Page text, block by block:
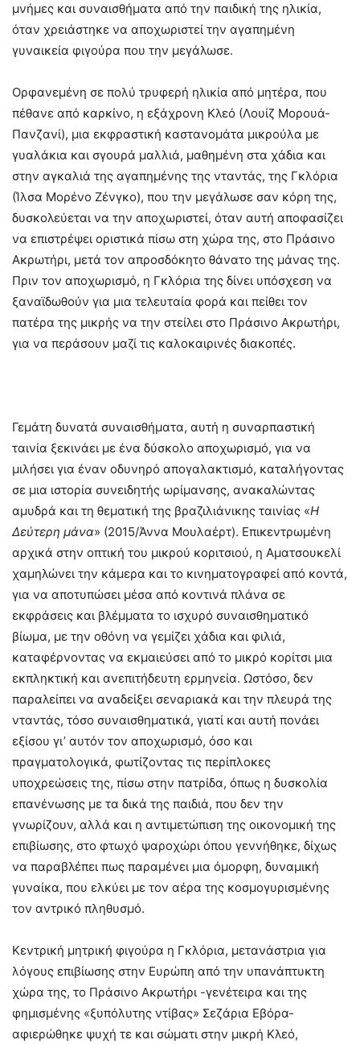
μνήμες και συναισθήματα από την παιδική της ηλικία,
όταν χρειάστηκε να αποχωριστεί την αγαπημένη
γυναικεία φιγούρα που την μεγάλωσε.
Ορφανεμένη σε πολύ τρυφερή ηλικία από μητέρα, που
πέθανε από καρκίνο, η εξάχρονη Κλεό (Λουίζ Μορουά-
Πανζανί), μια εκφραστική καστανομάτα μικρούλα με
γυαλάκια και σγουρά μαλλιά, μαθημένη στα χάδια και
στην αγκαλιά της αγαπημένης της νταντάς, της Γκλόρια
(Ίλσα Μορένο Ζένγκο), που την μεγάλωσε σαν κόρη της,
δυσκολεύεται να την αποχωριστεί, όταν αυτή αποφασίζει
να επιστρέψει οριστικά πίσω στη χώρα της, στο Πράσινο
Ακρωτήρι, μετά τον απροσδόκητο θάνατο της μάνας της.
Πριν τον αποχωρισμό, η Γκλόρια της δίνει υπόσχεση να
ξαναϊδωθούν για μια τελευταία φορά και πείθει τον
πατέρα της μικρής να την στείλει στο Πράσινο Ακρωτήρι,
για να περάσουν μαζί τις καλοκαιρινές διακοπές.
Γεμάτη δυνατά συναισθήματα, αυτή η συναρπαστική
ταινία ξεκινάει με ένα δύσκολο αποχωρισμό, για να
μιλήσει για έναν οδυνηρό απογαλακτισμό, καταλήγοντας
σε μια ιστορία συνειδητής ωρίμανσης, ανακαλώντας
αμυδρά και τη θεματική της βραζιλιάνικης ταινίας «Η
Δεύτερη μάνα» (2015/Άννα Μουλαέρτ). Επικεντρωμένη
αρχικά στην οπτική του μικρού κοριτσιού, η Αματσουκελί
χαμηλώνει την κάμερα και το κινηματογραφεί από κοντά,
για να αποτυπώσει μέσα από κοντινά πλάνα σε
εκφράσεις και βλέμματα το ισχυρό συναισθηματικό
βίωμα, με την οθόνη να γεμίζει χάδια και φιλιά,
καταφέρνοντας να εκμαιεύσει από το μικρό κορίτσι μια
εκπληκτική και ανεπιτήδευτη ερμηνεία. Ωστόσο, δεν
παραλείπει να αναδείξει σεναριακά και την πλευρά της
νταντάς, τόσο συναισθηματικά, γιατί και αυτή πονάει
εξίσου γι’ αυτόν τον αποχωρισμό, όσο και
πραγματολογικά, φωτίζοντας τις περίπλοκες
υποχρεώσεις της, πίσω στην πατρίδα, όπως η δυσκολία
επανένωσης με τα δικά της παιδιά, που δεν την
γνωρίζουν, αλλά και η αντιμετώπιση της οικονομική της
επιβίωσης, στο φτωχό ψαροχώρι όπου γεννήθηκε, δίχως
να παραβλέπει πως παραμένει μια όμορφη, δυναμική
γυναίκα, που ελκύει με τον αέρα της κοσμογυρισμένης
τον αντρικό πληθυσμό.
Κεντρική μητρική φιγούρα η Γκλόρια, μετανάστρια για
λόγους επιβίωσης στην Ευρώπη από την υπανάπτυκτη
χώρα της, το Πράσινο Ακρωτήρι -γενέτειρα και της
φημισμένης «ξυπόλυτης ντίβας» Σεζάρια Εβόρα-
αφιερώθηκε ψυχή τε και σώματι στην μικρή Κλεό,